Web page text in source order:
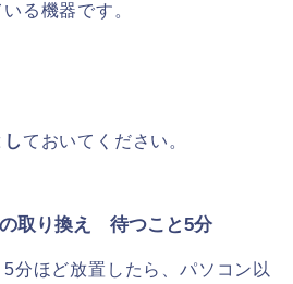
る機器です。
ておいてください。
取り換え 待つこと5分
分ほど放置したら、パソコン以